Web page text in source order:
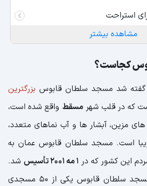
استراحت
تطهیر و آماده شدن برای عبادت
سلطان قابوس
مشاهده بیشتر
کجاست؟
گفته شد مسجد سلطان قابوس بزرگترین
که در قلب شهرمسقط واقع شده است،
مزین، آبشار ها و آب نماهای متعدد،
است. مسجد سلطان قابوس عمان به
این کشور که در 1 مه 2001 تأسیس
شد.
بر اساس تحقیقات مسجد سلطان قابوس یکی از 50 مسجدی